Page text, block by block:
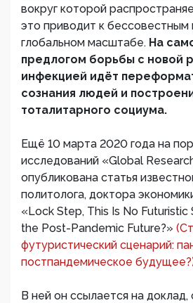
вокруг которой
это приводит к бессовестным
глобальном масштабе. На
предлогом борьбы с новой
инфекцией идёт
сознания людей и
тоталитарного социума.
Ещё 10 марта 2020 года на
исследований «Global
опубликована статья
политолога, доктора
«Lock Step, This Is No Futuristic
the Post-Pandemic Future?»
футуристический сценарий:
постпандемическое
В ней он ссылается на доклад,